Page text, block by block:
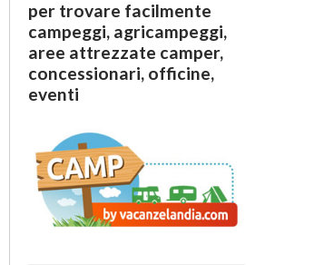
per trovare facilmente
campeggi, agricampeggi,
aree attrezzate camper,
concessionari, officine,
eventi